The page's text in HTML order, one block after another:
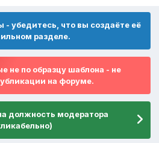
убедитесь, что вы создаёте её
разделе.
не по образцу шаблона - не
на форуме.
должность модератора